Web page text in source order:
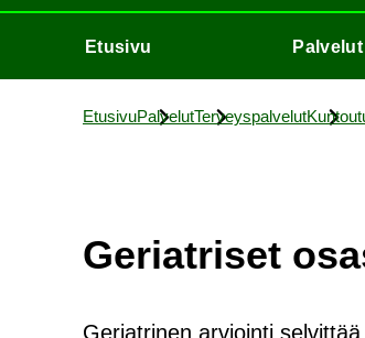
Etusi­vu Pal­ve­lut
Etusi­vuPal­ve­lutTer­veys­pal­ve­lut
Ge­riat­ri­set
Geriatrinen arviointi